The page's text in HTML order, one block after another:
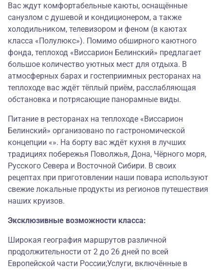
Вас ждут комфортабельные каюты, оснащённые
санузлом с душевой и кондиционером, а также
холодильником, телевизором и феном (в каютах
класса «Полулюкс»). Помимо обширного каютного
фонда, теплоход «Виссарион Белинский» предлагает
большое количество уютных мест для отдыха. В
атмосферных барах и гостеприимных ресторанах на
теплоходе вас ждёт тёплый приём, расслабляющая
обстановка и потрясающие панорамные виды.
Питание в ресторанах на теплоходе «Виссарион
Белинский» организовано по гастрономической
концепции «». На борту вас ждёт кухня в лучших
традициях побережья Поволжья, Дона, Чёрного моря,
Русского Севера и Восточной Сибири. В своих
рецептах при приготовлении наши повара используют
свежие локальные продукты из регионов путешествия
наших круизов.
Эксклюзивные возможности класса:
Широкая география маршрутов различной
продолжительности от 2 до 26 дней по всей
Европейской части России;Услуги, включённые в